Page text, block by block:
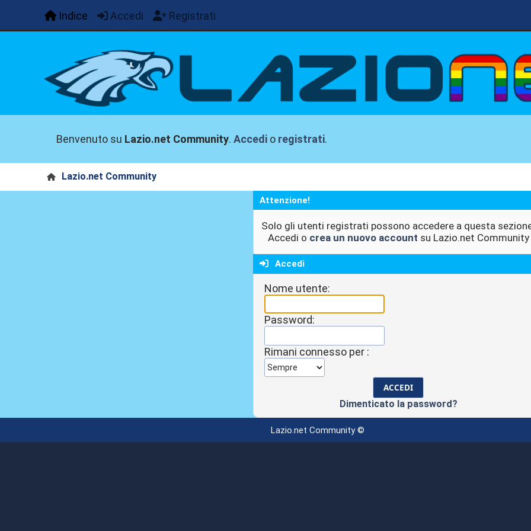
Indice Accedi Registrati
Benvenuto su Lazio.net Community.Accedi o registrati.
Lazio.net Community
Attenzione!
Solo gli utenti registrati possono accedere a questa
Accedi o crea un nuovo account su Lazio.net Community
Accedi
Nome utente:
Password:
Rimani connesso per :
Dimenticato la password?
Lazio.net Community ©